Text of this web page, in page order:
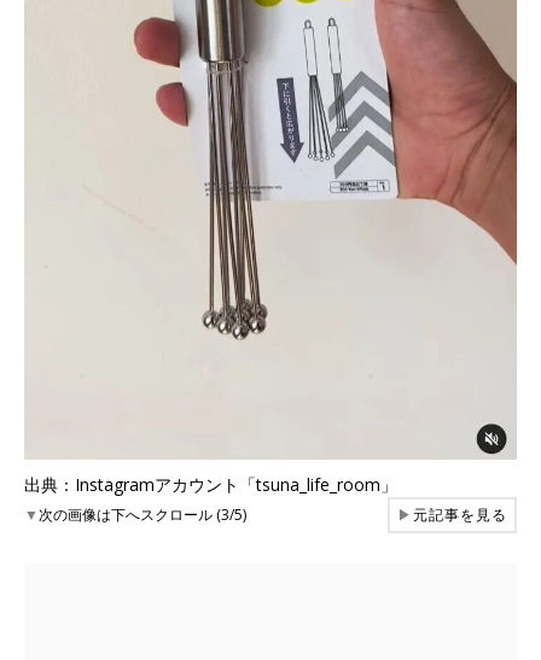
出典：Instagramアカウント「tsuna_life_room」
▼次の画像は下へスクロール (3/5) ▶元記事を見る